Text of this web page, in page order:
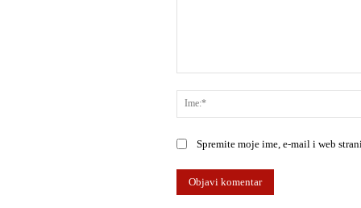
Spremite moje ime, e-mail i web